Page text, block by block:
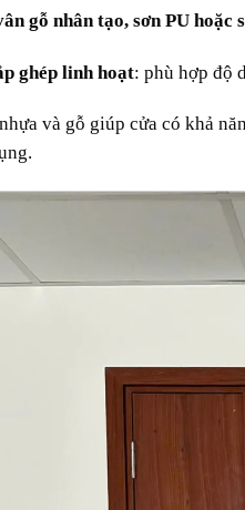
gỗ nhân tạo, sơn PU hoặc
ghép linh hoạt: phù hợp độ
và gỗ giúp cửa có khả